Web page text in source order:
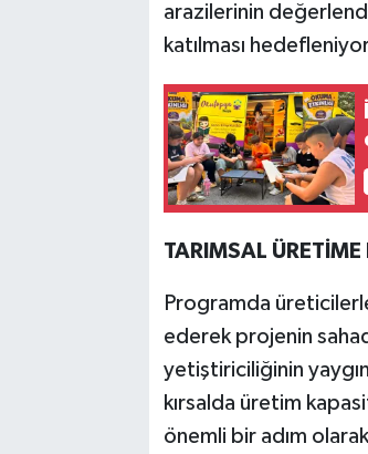
arazilerinin
katılması
TARIMSAL ÜRETİME
Programda
ederek projenin
yetiştiriciliğinin
kırsalda üretim
önemli bir adım